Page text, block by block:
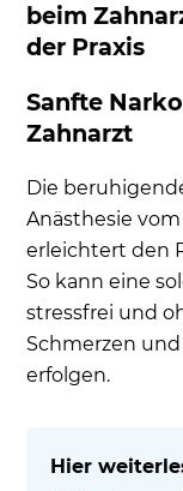
beim
der Praxis
Sanfte
Zahnarzt
Die
Anästhesie
erleichtert den
So kann eine
stressfrei und
Schmerzen
erfolgen.